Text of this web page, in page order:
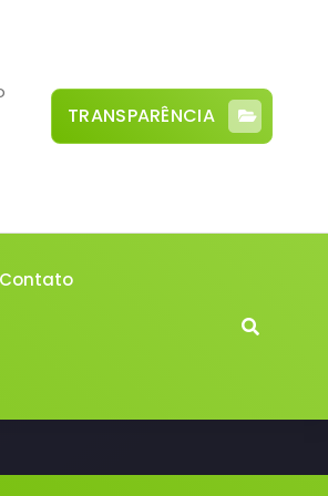
TRANSPARÊNCIA
Contato